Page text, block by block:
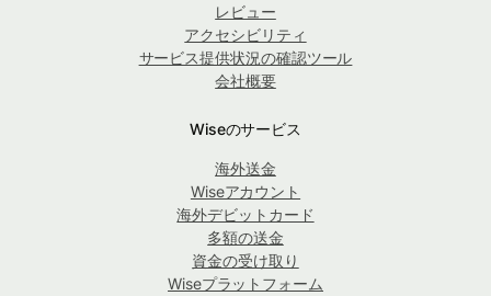
レビュー
アクセシビリティ
サービス提供状況の確認ツール
会社概要
Wiseのサービス
海外送金
Wiseアカウント
海外デビットカード
多額の送金
資金の受け取り
Wiseプラットフォーム